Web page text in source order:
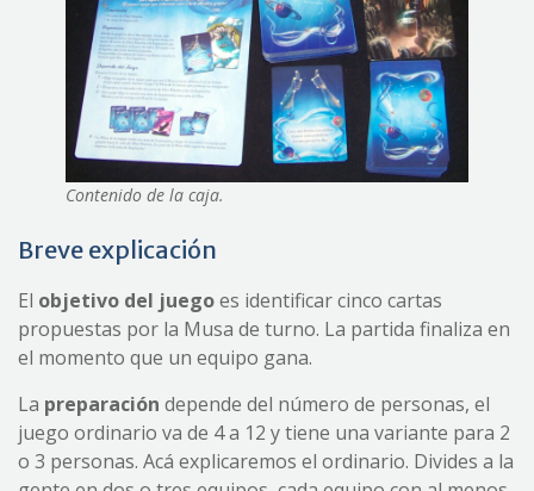
Contenido de la caja.
Breve explicación
El objetivo del juegoes identificar cinco cartas
propuestas por la Musa de turno. La partida finaliza en
el momento que un equipo gana.
La preparación depende del número de personas, el
juego ordinario va de 4 a 12 y tiene una variante para 2
o 3 personas. Acá explicaremos el ordinario. Divides a la